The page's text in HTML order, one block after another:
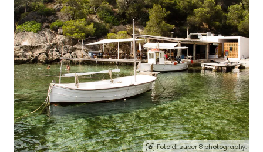
Foto di super 8 photography.